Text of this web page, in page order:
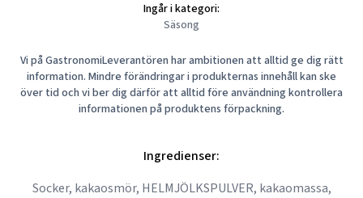
Ingår i kategori:
Säsong
Vi på GastronomiLeverantören har ambitionen att alltid ge dig rätt
information. Mindre förändringar i produkternas innehåll kan ske
över tid och vi ber dig därför att alltid före användning kontrollera
informationen på produktens förpackning.
Ingredienser:
Socker, kakaosmör, HELMJÖLKSPULVER, kakaomassa,